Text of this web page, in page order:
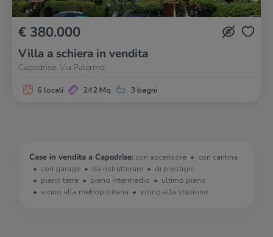
€ 380.000
Villa a schiera in vendita
Capodrise, Via Palermo
6 locali 242 Mq 3 bagni
Case in vendita a Capodrise: con ascensore
con cantina
con garage
da ristrutturare
di prestigio
piano terra
piano intermedio
ultimo piano
vicino alla metropolitana
vicino alla stazione